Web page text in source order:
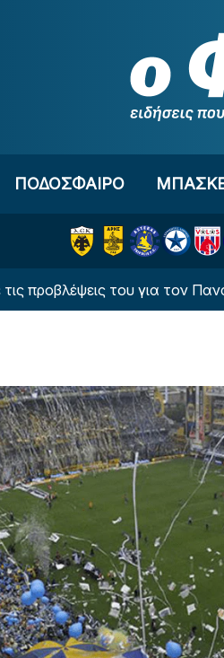
ΠΟΔΟΣΦΑΙΡΟ
του για τον